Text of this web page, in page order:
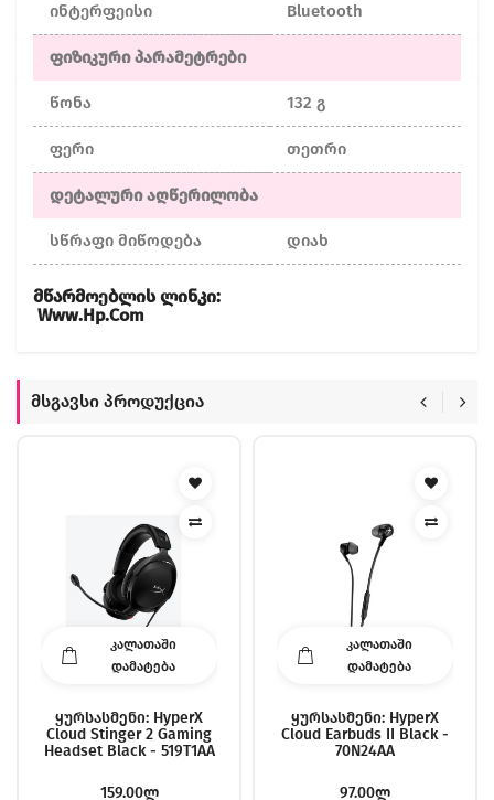
ინტერფეისი Bluetooth
ფიზიკური პარამეტრები
წონა 132 გ
ფერი თეთრი
დეტალური აღწერილობა
სწრაფი მიწოდება დიახ
Მწარმოებლის Ლინკი:
Www.hp.com
Მსგავსი Პროდუქცია
ᲙᲐᲚᲐᲗᲐᲨᲘ
ᲓᲐᲛᲐᲢᲔᲑᲐ
Ყურსასმენი: HyperX
Cloud Stinger 2 Gaming
Headset Black - 519T1AA
159.00ლ
ᲙᲐᲚᲐᲗᲐᲨᲘ
ᲓᲐᲛᲐᲢᲔᲑᲐ
Ყურსასმენი: HyperX
Cloud Earbuds II Black -
70N24AA
97.00ლ